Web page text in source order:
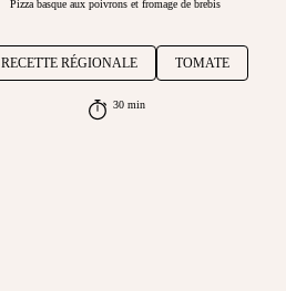
Pizza basque aux poivrons et fromage de brebis
RECETTE RÉGIONALE TOMATE
30 min